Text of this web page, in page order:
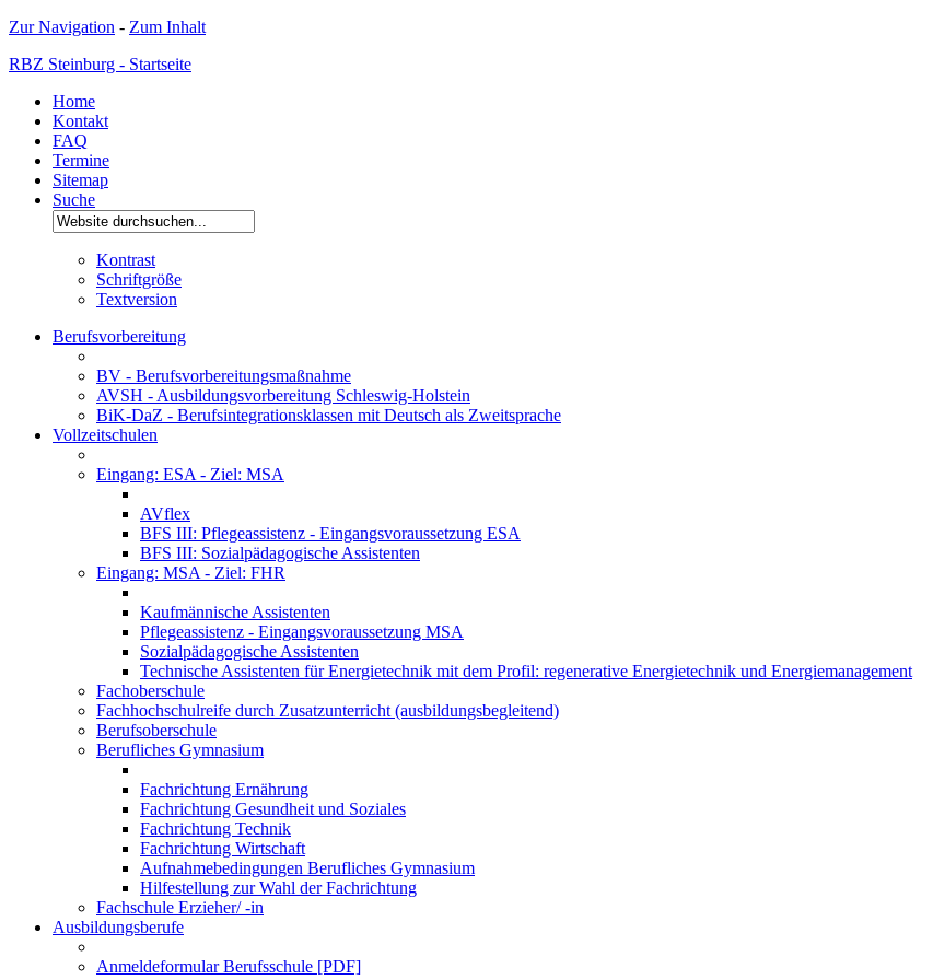
Zur Navigation - Zum Inhalt
RBZ Steinburg - Startseite
Home
Kontakt
FAQ
Termine
Sitemap
Suche
Kontrast
Schriftgröße
Textversion
Berufsvorbereitung
BV - Berufsvorbereitungsmaßnahme
AVSH - Ausbildungsvorbereitung Schleswig-Holstein
BiK-DaZ - Berufsintegrationsklassen mit Deutsch als Zweitsprache
Vollzeitschulen
Eingang: ESA - Ziel: MSA
AVflex
BFS III: Pflegeassistenz - Eingangsvoraussetzung ESA
BFS III: Sozialpädagogische Assistenten
Eingang: MSA - Ziel: FHR
Kaufmännische Assistenten
Pflegeassistenz - Eingangsvoraussetzung MSA
Sozialpädagogische Assistenten
Technische Assistenten für Energietechnik mit dem Profil: regenerative Energietechnik und Energiemanagement
Fachoberschule
Fachhochschulreife durch Zusatzunterricht (ausbildungsbegleitend)
Berufsoberschule
Berufliches Gymnasium
Fachrichtung Ernährung
Fachrichtung Gesundheit und Soziales
Fachrichtung Technik
Fachrichtung Wirtschaft
Aufnahmebedingungen Berufliches Gymnasium
Hilfestellung zur Wahl der Fachrichtung
Fachschule Erzieher/ -in
Ausbildungsberufe
Anmeldeformular Berufsschule [PDF]